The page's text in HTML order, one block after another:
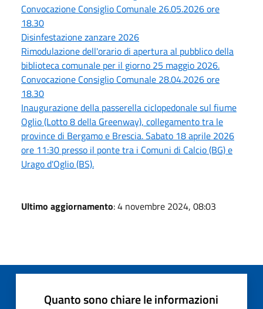
Convocazione Consiglio Comunale 26.05.2026 ore
18.30
Disinfestazione zanzare 2026
Rimodulazione dell'orario di apertura al pubblico della
biblioteca comunale per il giorno 25 maggio 2026.
Convocazione Consiglio Comunale 28.04.2026 ore
18.30
Inaugurazione della passerella ciclopedonale sul fiume
Oglio (Lotto 8 della Greenway), collegamento tra le
province di Bergamo e Brescia. Sabato 18 aprile 2026
ore 11:30 presso il ponte tra i Comuni di Calcio (BG) e
Urago d'Oglio (BS).
Ultimo aggiornamento: 4 novembre 2024, 08:03
Quanto sono chiare le informazioni